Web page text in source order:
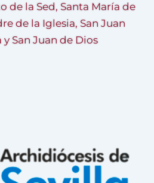
de la Sed, Santa María de
de la Iglesia, San Juan
San Juan de Dios